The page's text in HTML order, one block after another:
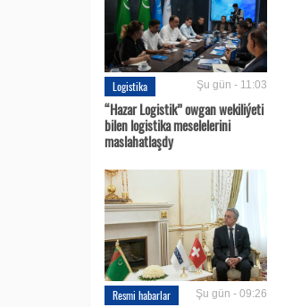
Logistika Şu gün - 11:03
“Hazar Logistik” owgan wekiliýeti
bilen logistika meselelerini
maslahatlaşdy
Resmi habarlar Şu gün - 09:26